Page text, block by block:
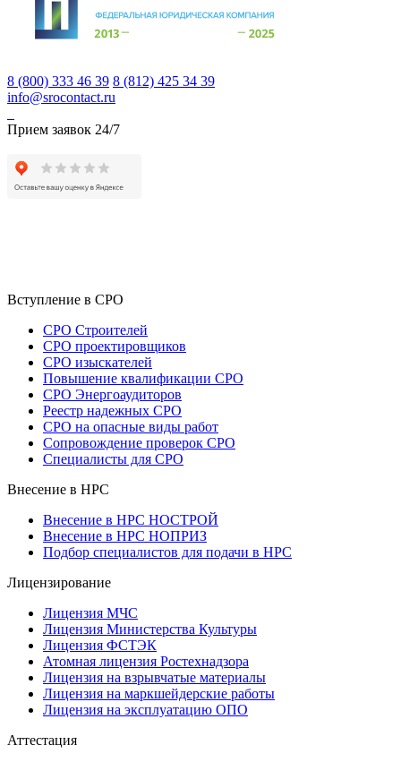
8 (800) 333 46 39 8 (812) 425 34 39
info@srocontact.ru
Прием заявок 24/7
Вступление в СРО
СРО Строителей
СРО проектировщиков
СРО изыскателей
Повышение квалификации СРО
СРО Энергоаудиторов
Реестр надежных СРО
СРО на опасные виды работ
Сопровождение проверок СРО
Специалисты для СРО
Внесение в НРС
Внесение в НРС НОСТРОЙ
Внесение в НРС НОПРИЗ
Подбор специалистов для подачи в НРС
Лицензирование
Лицензия МЧС
Лицензия Министерства Культуры
Лицензия ФСТЭК
Атомная лицензия Ростехнадзора
Лицензия на взрывчатые материалы
Лицензия на маркшейдерские работы
Лицензия на эксплуатацию ОПО
Аттестация